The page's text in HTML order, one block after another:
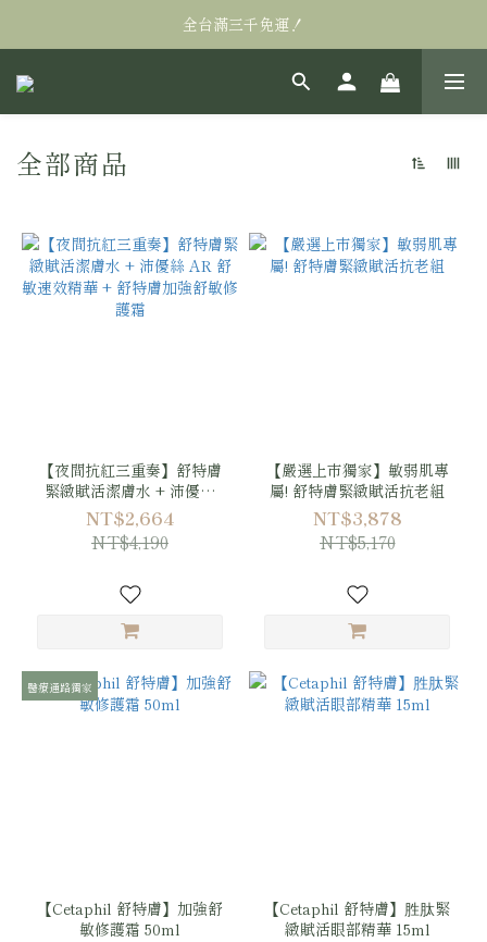
全台滿三千免運！
全台滿三千免運！
萬眾矚目! Alastin阿萊絲汀私訊販售95折
全部商品
【夜間抗紅三重奏】舒特膚
緊緻賦活潔膚水 + 沛優絲
AR 舒敏速效精華 + 舒特膚
加強舒敏修護霜
NT$2,664
NT$4,190
【嚴選上市獨家】敏弱肌專
屬! 舒特膚緊緻賦活抗老組
NT$3,878
NT$5,170
醫療通路獨家
【Cetaphil 舒特膚】加強舒
敏修護霜 50ml
【Cetaphil 舒特膚】胜肽緊
緻賦活眼部精華 15ml